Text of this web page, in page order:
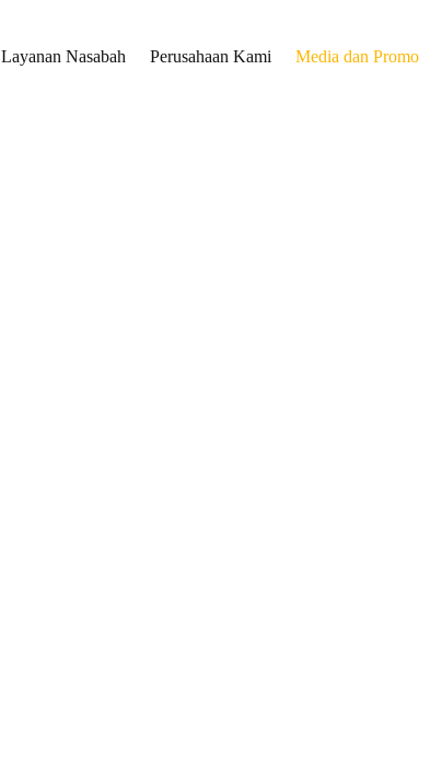
Layanan Nasabah Perusahaan Kami Media dan Promo